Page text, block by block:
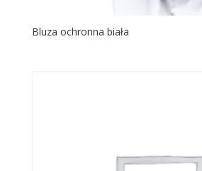
Bluza ochronna biała